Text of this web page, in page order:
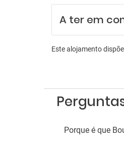
A ter em
Este alojamento
Porque é que